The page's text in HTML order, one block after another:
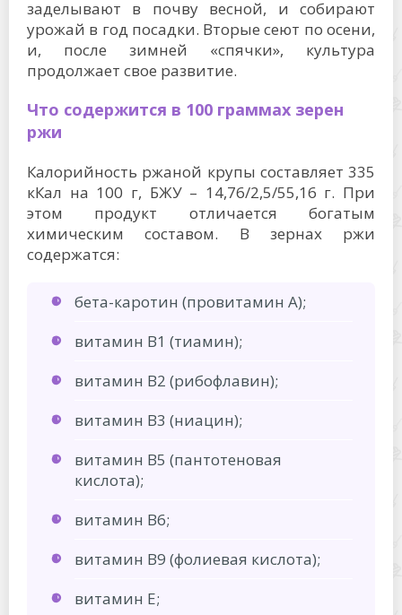
заделывают в почву весной, и собирают
урожай в год посадки. Вторые сеют по осени,
и, после зимней «спячки», культура
продолжает свое развитие.
Что содержится в 100 граммах зерен
ржи
Калорийность ржаной крупы составляет 335
кКал на 100 г, БЖУ – 14,76/2,5/55,16 г. При
этом продукт отличается богатым
химическим составом. В зернах ржи
содержатся:
бета-каротин (провитамин А);
витамин B1 (тиамин);
витамин B2 (рибофлавин);
витамин B3 (ниацин);
витамин B5 (пантотеновая
кислота);
витамин В6;
витамин B9 (фолиевая кислота);
витамин Е;